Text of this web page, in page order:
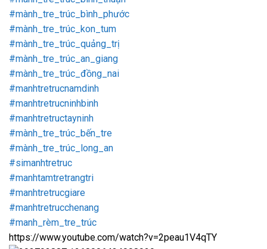
#mành_tre_trúc_bình_phước
#mành_tre_trúc_kon_tum
#mành_tre_trúc_quảng_trị
#mành_tre_trúc_an_giang
#mành_tre_trúc_đồng_nai
#manhtretrucnamdinh
#manhtretrucninhbinh
#manhtretructayninh
#mành_tre_trúc_bến_tre
#mành_tre_trúc_long_an
#simanhtretruc
#manhtamtretrangtri
#manhtretrucgiare
#manhtretrucchenang
#manh_rèm_tre_trúc
https://www.youtube.com/watch?v=2peau1V4qTY